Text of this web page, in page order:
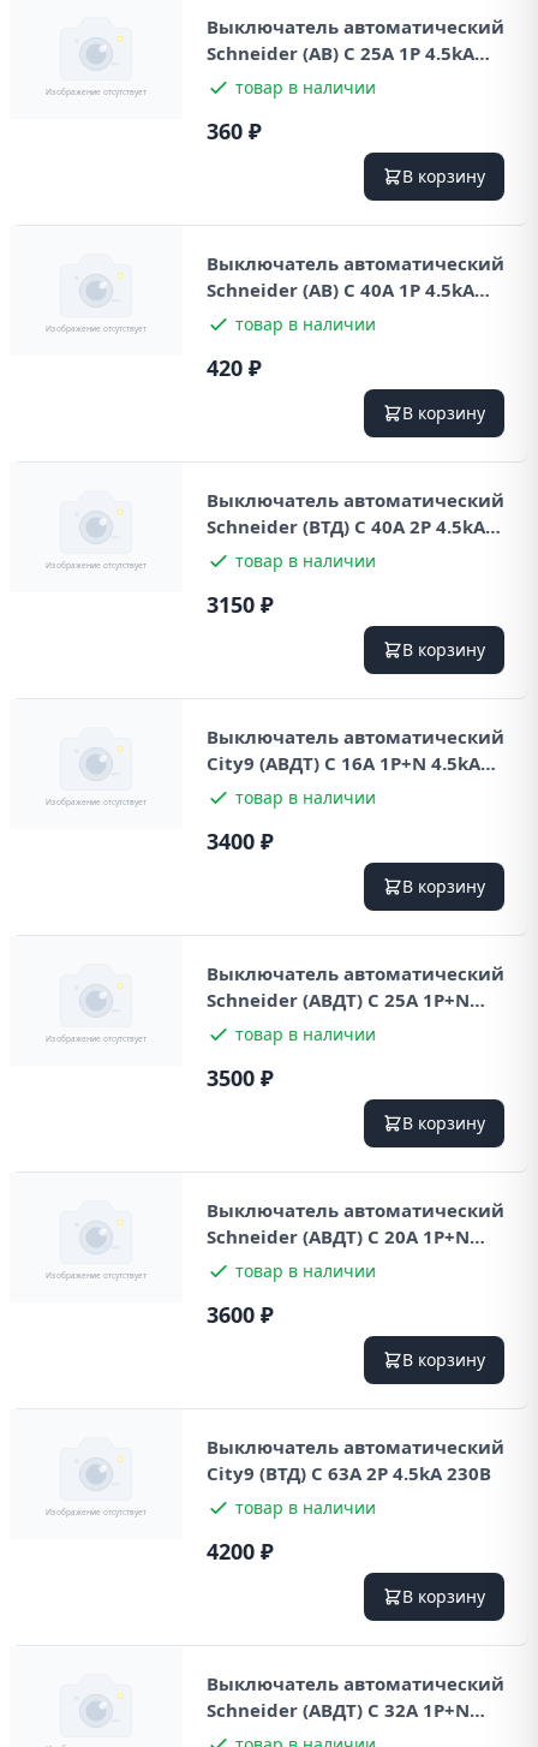
Выключатель автоматический
Schneider (AB) С 25А 1P 4.5kA
230Втовар в наличии
360 ₽
В корзину
Выключатель автоматический
Schneider (AB) С 40А 1P 4.5kA
230Втовар в наличии
420 ₽
В корзину
Выключатель автоматический
Schneider (ВТД) С 40А 2P 4.5kA
230Втовар в наличии
3150 ₽
В корзину
Выключатель автоматический
City9 (ABДТ) С 16А 1P+N 4.5kA
230В 30мА
товар в наличии
3400 ₽
В корзину
Выключатель автоматический
Schneider (ABДТ) С 25А 1P+N
4.5kA 230В 30мА
товар в наличии
3500 ₽
В корзину
Выключатель автоматический
Schneider (ABДТ) С 20А 1P+N
4.5kA 230В 30мА
товар в наличии
3600 ₽
В корзину
Выключатель автоматический
City9 (ВТД) С 63А 2P 4.5kA 230В
товар в наличии
4200 ₽
В корзину
Выключатель автоматический
Schneider (ABДТ) С 32А 1P+N
4.5kA 230В 30мА